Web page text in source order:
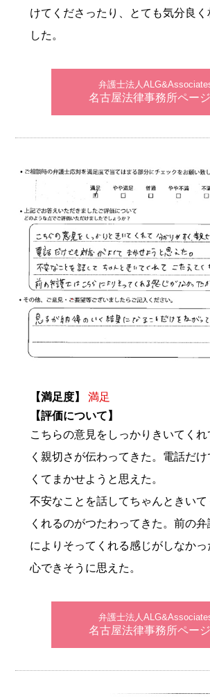
けてくださったり、とても気分良く
した。
弁護士法人
名古屋法律事務所ペー
【満足度】
満足
【評価について】
こちらの意見をしっかりきいてく
く親切さが伝わってきた。電話だけ
くてまかせようと思えた。
不安なことを話してちゃんときいて
くれるのがつたわってきた。前の
によりそってくれる感じがしなか
心できそうに思えた。
弁護士法人
名古屋法律事務所ペー